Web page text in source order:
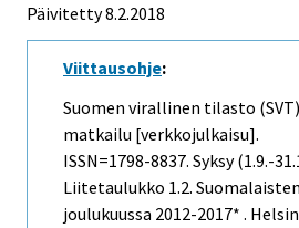
Päivitetty 8.2.2018
Viittausohje:
Suomen virallinen tilasto
matkailu [verkkojulkaisu].
ISSN=1798-8837. Syksy (1.9.-
Liitetaulukko 1.2.
joulukuussa 2012-2017* .